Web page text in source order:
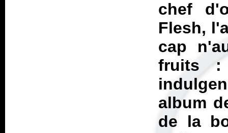
chef
Flesh,
cap
fruits :
album
de la